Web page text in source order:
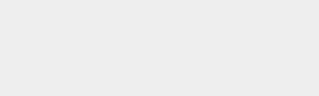
y que será la